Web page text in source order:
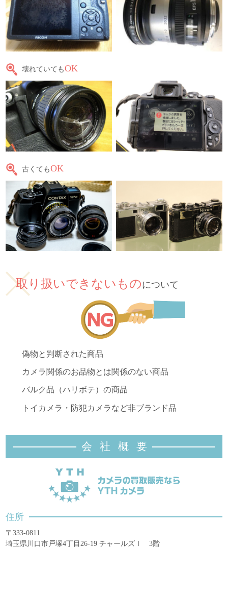
壊れていてもOK
古くてもOK
取り扱いできないものについて
偽物と判断された商品
カメラ関係のお品物とは関係のない商品
バルク品（ハリボテ）の商品
トイカメラ・防犯カメラなど非ブランド品
会社概 要
住所
〒333-0811
埼玉県川口市戸塚4丁目26-19 チャールズⅠ 3階